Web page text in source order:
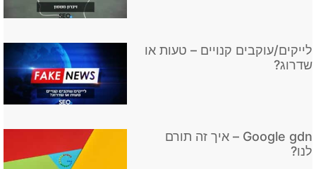
Google gdn – איך זה תורם
לנו?
מי צריך לדעת איך עושים
האשטאג בפייסבוק?